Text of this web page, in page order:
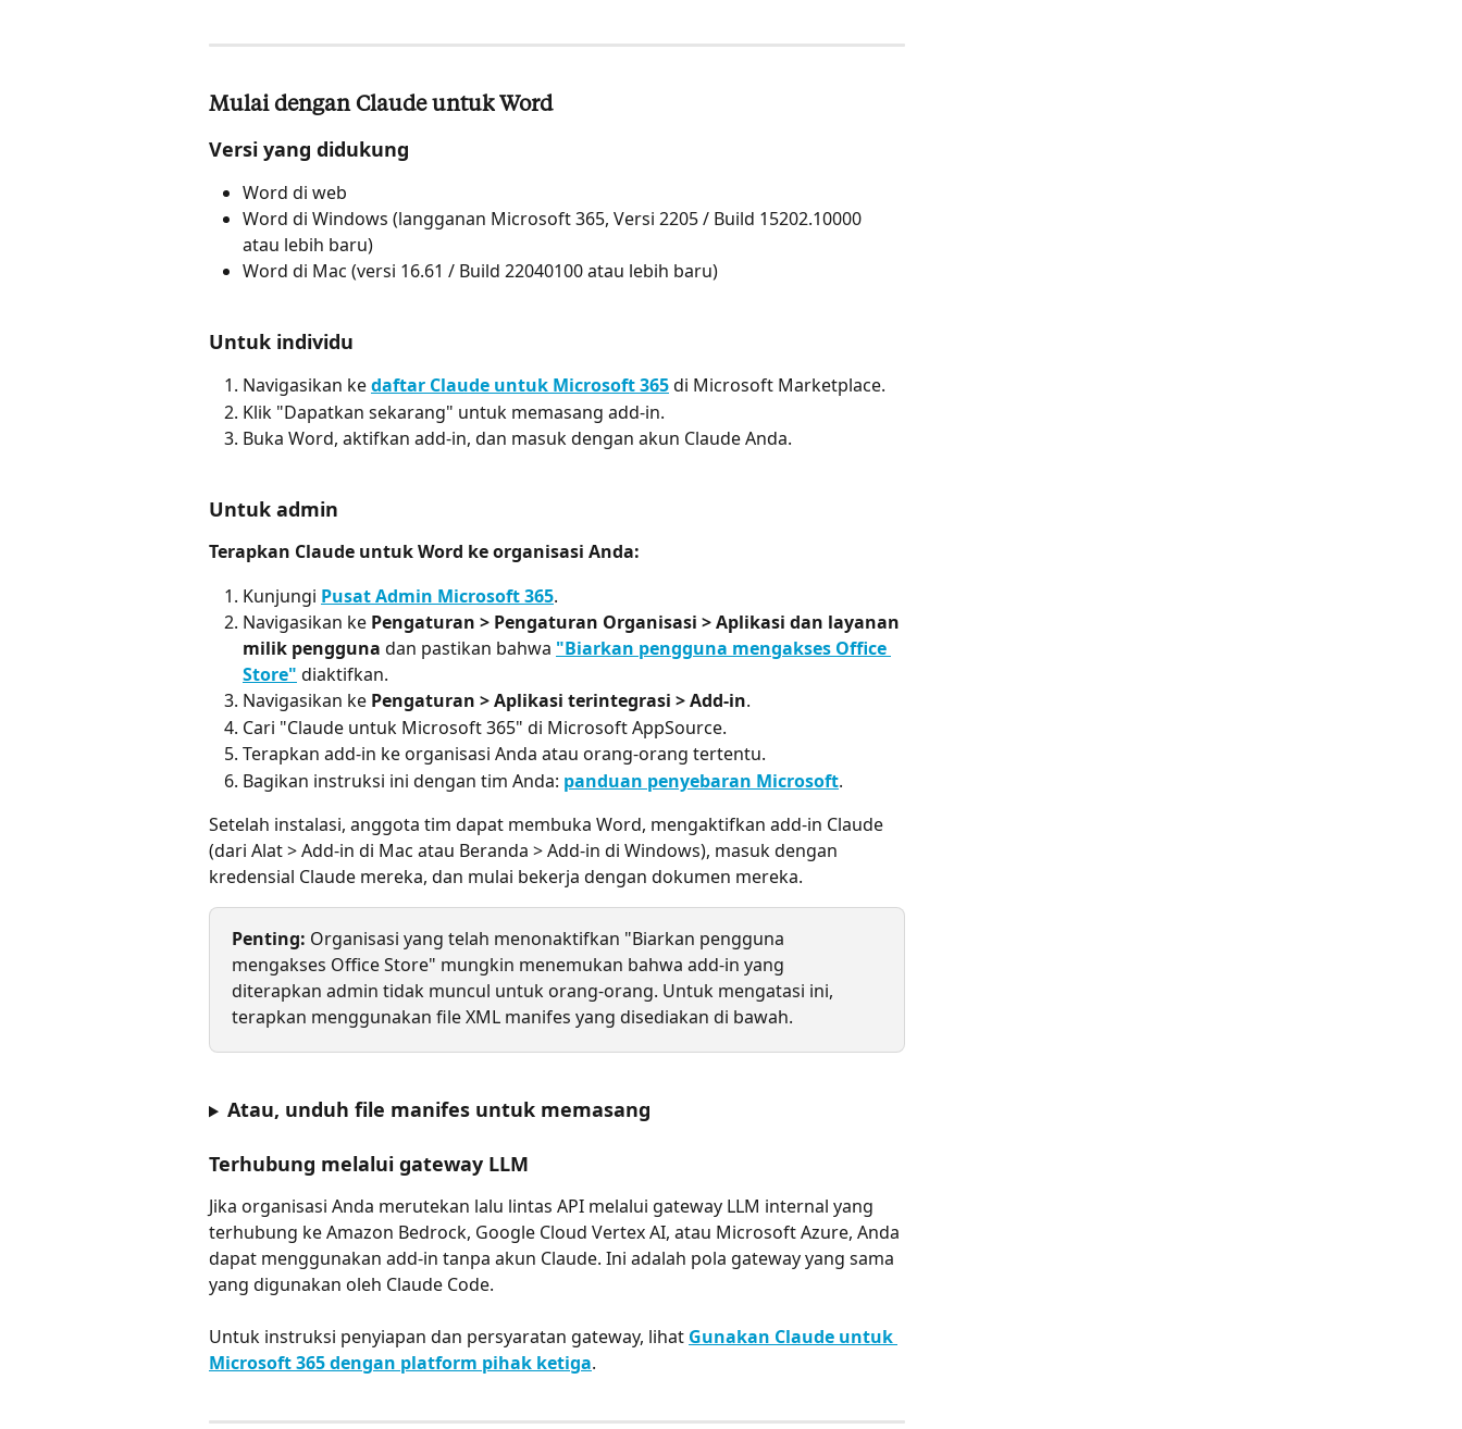
Mulai dengan Claude untuk Word
Versi yang didukung
Word di web
Word di Windows (langganan Microsoft 365, Versi 2205 / Build 15202.10000
atau lebih baru)
Word di Mac (versi 16.61 / Build 22040100 atau lebih baru)
Untuk individu
Navigasikan ke daftar Claude untuk Microsoft 365 di Microsoft Marketplace.
Klik "Dapatkan sekarang" untuk memasang add-in.
Buka Word, aktifkan add-in, dan masuk dengan akun Claude Anda.
Untuk admin
Terapkan Claude untuk Word ke organisasi Anda:
Kunjungi Pusat Admin Microsoft 365.
Navigasikan ke Pengaturan > Pengaturan Organisasi > Aplikasi dan layanan
milik pengguna dan pastikan bahwa "Biarkan pengguna mengakses Office
Store" diaktifkan.
Navigasikan ke Pengaturan > Aplikasi terintegrasi > Add-in.
Cari "Claude untuk Microsoft 365" di Microsoft AppSource.
Terapkan add-in ke organisasi Anda atau orang-orang tertentu.
Bagikan instruksi ini dengan tim Anda: panduan penyebaran Microsoft.
Setelah instalasi, anggota tim dapat membuka Word, mengaktifkan add-in Claude
(dari Alat > Add-in di Mac atau Beranda > Add-in di Windows), masuk dengan
kredensial Claude mereka, dan mulai bekerja dengan dokumen mereka.
Penting: Organisasi yang telah menonaktifkan "Biarkan pengguna
mengakses Office Store" mungkin menemukan bahwa add-in yang
diterapkan admin tidak muncul untuk orang-orang. Untuk mengatasi ini,
terapkan menggunakan file XML manifes yang disediakan di bawah.
Atau, unduh file manifes untuk memasang
Terhubung melalui gateway LLM
Jika organisasi Anda merutekan lalu lintas API melalui gateway LLM internal yang
terhubung ke Amazon Bedrock, Google Cloud Vertex AI, atau Microsoft Azure, Anda
dapat menggunakan add-in tanpa akun Claude. Ini adalah pola gateway yang sama
yang digunakan oleh Claude Code.
Untuk instruksi penyiapan dan persyaratan gateway, lihat Gunakan Claude untuk
Microsoft 365 dengan platform pihak ketiga.